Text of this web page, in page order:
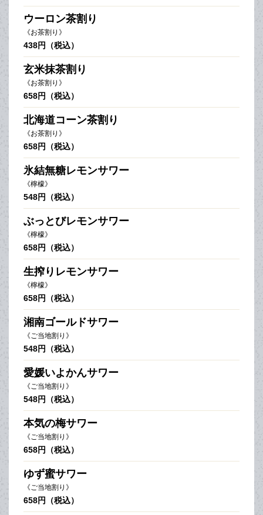
ウーロン茶割り
《お茶割り》
438円（税込）
玄米抹茶割り
《お茶割り》
658円（税込）
北海道コーン茶割り
《お茶割り》
658円（税込）
氷結無糖レモンサワー
《檸檬》
548円（税込）
ぶっとびレモンサワー
《檸檬》
658円（税込）
生搾りレモンサワー
《檸檬》
658円（税込）
湘南ゴールドサワー
《ご当地割り》
548円（税込）
愛媛いよかんサワー
《ご当地割り》
548円（税込）
本気の梅サワー
《ご当地割り》
658円（税込）
ゆず蜜サワー
《ご当地割り》
658円（税込）